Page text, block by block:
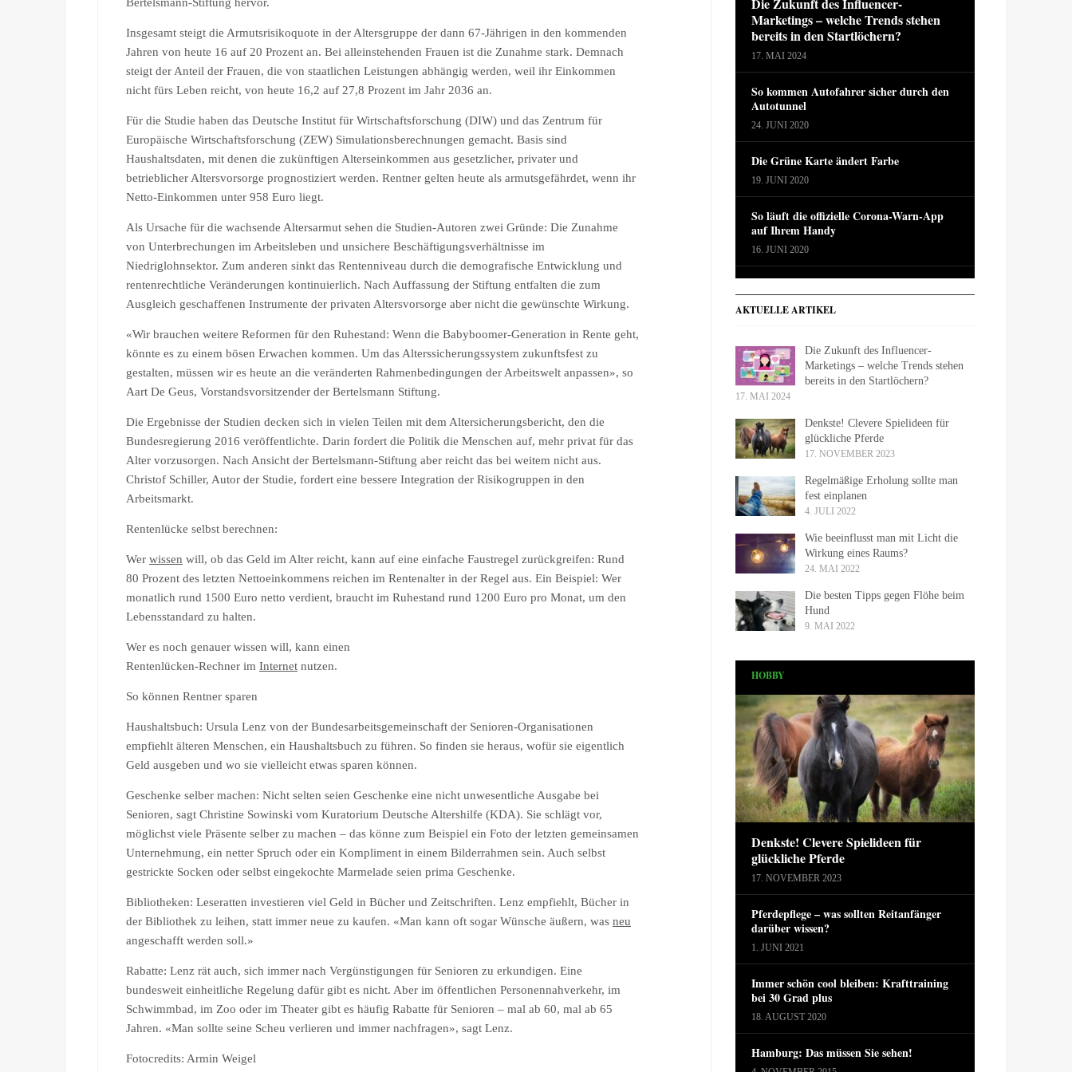
Insgesamt steigt die Armutsrisikoquote in der Altersgruppe der dann 67-Jährigen in den kommenden
Jahren von heute 16 auf 20 Prozent an. Bei alleinstehenden Frauen ist die Zunahme stark. Demnach
steigt der Anteil der Frauen, die von staatlichen Leistungen abhängig werden, weil ihr Einkommen
nicht fürs Leben reicht, von heute 16,2 auf 27,8 Prozent im Jahr 2036 an.
Für die Studie haben das Deutsche Institut für Wirtschaftsforschung (DIW) und das Zentrum für
Europäische Wirtschaftsforschung (ZEW) Simulationsberechnungen gemacht. Basis sind
Haushaltsdaten, mit denen die zukünftigen Alterseinkommen aus gesetzlicher, privater und
betrieblicher Altersvorsorge prognostiziert werden. Rentner gelten heute als armutsgefährdet, wenn ihr
Netto-Einkommen unter 958 Euro liegt.
Als Ursache für die wachsende Altersarmut sehen die Studien-Autoren zwei Gründe: Die Zunahme
von Unterbrechungen im Arbeitsleben und unsichere Beschäftigungsverhältnisse im
Niedriglohnsektor. Zum anderen sinkt das Rentenniveau durch die demografische Entwicklung und
rentenrechtliche Veränderungen kontinuierlich. Nach Auffassung der Stiftung entfalten die zum
Ausgleich geschaffenen Instrumente der privaten Altersvorsorge aber nicht die gewünschte Wirkung.
«Wir brauchen weitere Reformen für den Ruhestand: Wenn die Babyboomer-Generation in Rente geht,
könnte es zu einem bösen Erwachen kommen. Um das Alterssicherungssystem zukunftsfest zu
gestalten, müssen wir es heute an die veränderten Rahmenbedingungen der Arbeitswelt anpassen», so
Aart De Geus, Vorstandsvorsitzender der Bertelsmann Stiftung.
Die Ergebnisse der Studien decken sich in vielen Teilen mit dem Altersicherungsbericht, den die
Bundesregierung 2016 veröffentlichte. Darin fordert die Politik die Menschen auf, mehr privat für das
Alter vorzusorgen. Nach Ansicht der Bertelsmann-Stiftung aber reicht das bei weitem nicht aus.
Christof Schiller, Autor der Studie, fordert eine bessere Integration der Risikogruppen in den
Arbeitsmarkt.
Rentenlücke selbst berechnen:
Wer wissen will, ob das Geld im Alter reicht, kann auf eine einfache Faustregel zurückgreifen: Rund
80 Prozent des letzten Nettoeinkommens reichen im Rentenalter in der Regel aus. Ein Beispiel: Wer
monatlich rund 1500 Euro netto verdient, braucht im Ruhestand rund 1200 Euro pro Monat, um den
Lebensstandard zu halten.
Wer es noch genauer wissen will, kann einen
Rentenlücken-Rechner im Internet nutzen.
So können Rentner sparen
Haushaltsbuch: Ursula Lenz von der Bundesarbeitsgemeinschaft der Senioren-Organisationen
empfiehlt älteren Menschen, ein Haushaltsbuch zu führen. So finden sie heraus, wofür sie eigentlich
Geld ausgeben und wo sie vielleicht etwas sparen können.
Geschenke selber machen: Nicht selten seien Geschenke eine nicht unwesentliche Ausgabe bei
Senioren, sagt Christine Sowinski vom Kuratorium Deutsche Altershilfe (KDA). Sie schlägt vor,
möglichst viele Präsente selber zu machen – das könne zum Beispiel ein Foto der letzten gemeinsamen
Unternehmung, ein netter Spruch oder ein Kompliment in einem Bilderrahmen sein. Auch selbst
gestrickte Socken oder selbst eingekochte Marmelade seien prima Geschenke.
Bibliotheken: Leseratten investieren viel Geld in Bücher und Zeitschriften. Lenz empfiehlt, Bücher in
der Bibliothek zu leihen, statt immer neue zu kaufen. «Man kann oft sogar Wünsche äußern, was neu
angeschafft werden soll.»
Rabatte: Lenz rät auch, sich immer nach Vergünstigungen für Senioren zu erkundigen. Eine
bundesweit einheitliche Regelung dafür gibt es nicht. Aber im öffentlichen Personennahverkehr, im
Schwimmbad, im Zoo oder im Theater gibt es häufig Rabatte für Senioren – mal ab 60, mal ab 65
Jahren. «Man sollte seine Scheu verlieren und immer nachfragen», sagt Lenz.
Fotocredits: Armin Weigel
Marketings – welche Trends stehen
bereits in den Startlöchern?
17. MAI 2024
So kommen Autofahrer sicher durch den
Autotunnel
24. JUNI 2020
Die Grüne Karte ändert Farbe
19. JUNI 2020
So läuft die offizielle Corona-Warn-App
auf Ihrem Handy
16. JUNI 2020
AKTUELLE ARTIKEL
Die Zukunft des Influencer-
Marketings – welche Trends stehen
bereits in den Startlöchern?
17. MAI 2024
Denkste! Clevere Spielideen für
glückliche Pferde
17. NOVEMBER 2023
Regelmäßige Erholung sollte man
fest einplanen
4. JULI 2022
Wie beeinflusst man mit Licht die
Wirkung eines Raums?
24. MAI 2022
Die besten Tipps gegen Flöhe beim
Hund
9. MAI 2022
HOBBY
Denkste! Clevere Spielideen für
glückliche Pferde
17. NOVEMBER 2023
Pferdepflege – was sollten Reitanfänger
darüber wissen?
1. JUNI 2021
Immer schön cool bleiben: Krafttraining
bei 30 Grad plus
18. AUGUST 2020
Hamburg: Das müssen Sie sehen!